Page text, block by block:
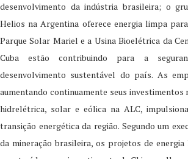
desenvolvimento da indústria brasileira; o
Helios na Argentina oferece energia limpa
Parque Solar Mariel e a Usina Bioelétrica da
Cuba estão contribuindo para a
desenvolvimento sustentável do país. As
aumentando continuamente seus investimentos
hidrelétrica, solar e eólica na ALC,
transição energética da região. Segundo um
da mineração brasileira, os projetos de